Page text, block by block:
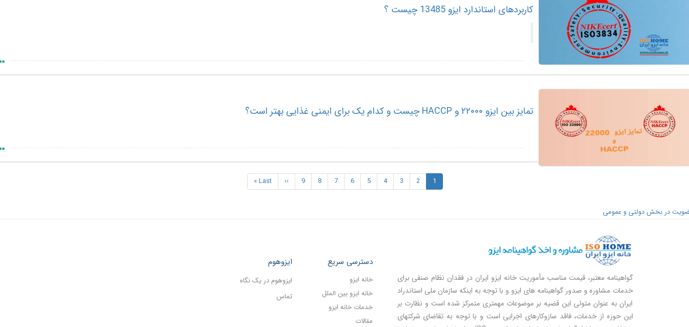
کاربردهای استاندارد ایزو 13485 چیست ؟
تمایز بین ایزو ۲۲۰۰۰ و HACCP چیست و کدام یک برای ایمنی غذایی بهتر است؟
صفحه
جاری
1
Page
2
Page
3
Page
4
Page
5
Page
6
Page
7
Page
8
Page
9
Next
page
››
Last
page
Last »
در بخش دولتی و عمومی
گواهینامه معتبر، قیمت مناسب مأموریت خانه ایزو ایران در فقدان نظام صنفی برای
خدمات مشاوره و صدور گواهینامه های ایزو و با توجه به اینکه سازمان ملی استاندراد
ایران به عنوان متولی این قضیه بر موضوعات مهمتری متمرکز شده است و نظارت بر
این حوزه از خدمات، فاقد سازوکارهای اجرایی است و با توجه به تقاضای شرکتهای
دسترسی سریع
خانه ایزو
خانه ایزو بین الملل
خدمات خانه ایزو
مقالات
ایزوهوم
ایزوهوم در یک نگاه
تماس